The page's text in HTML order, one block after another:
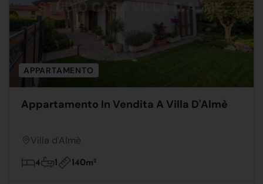
APPARTAMENTO
Appartamento In Vendita A Villa D'Almè
Villa d'Almè
4 1 140m2